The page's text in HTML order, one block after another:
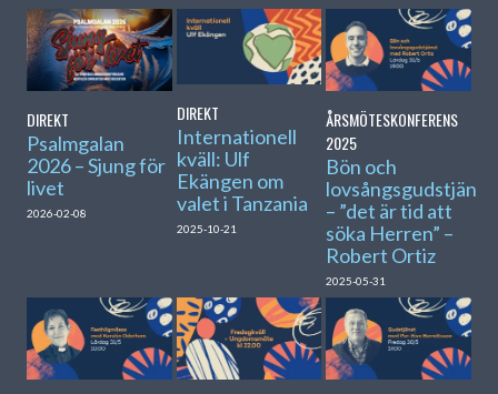
DIREKT
Psalmgalan
2026 – Sjung för
livet
2026-02-08
DIREKT
Internationell
kväll: Ulf
Ekängen om
valet i Tanzania
2025-10-21
ÅRSMÖTESKONFERENS
2025
Bön och
lovsångsgudstjänst
– ”det är tid att
söka Herren” –
Robert Ortiz
2025-05-31